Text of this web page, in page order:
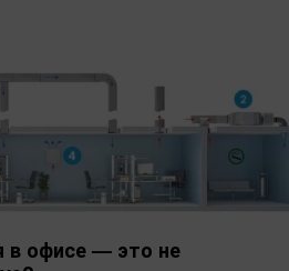
в офисе — это не